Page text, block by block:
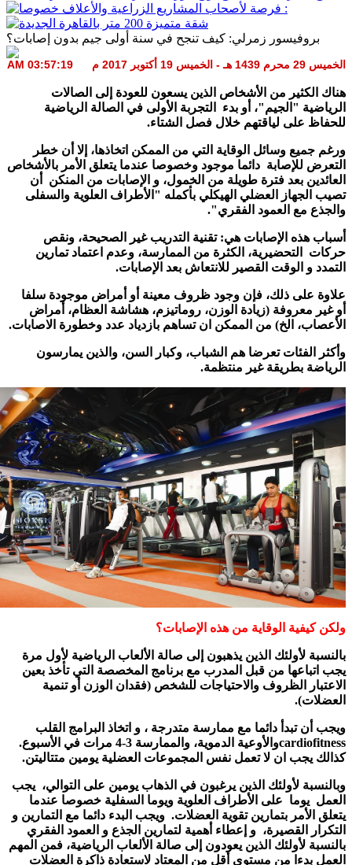
بروفيسور زمرلي: كيف تنجح في سنة أولى جيم بدون إصابات؟
الخميس 29 محرم 1439 هـ - الخميس 19 أكتوبر 2017 م 03:57:19 AM
هناك الكثير من الأشخاص الذين يسعون للعودة إلى الصالات
الرياضية "الجيم"، أو بدء التجربة الأولى في الصالة الرياضية
للحفاظ على لياقتهم خلال فصل الشتاء.
ورغم جميع وسائل الوقاية التي من الممكن اتخاذها، إلا أن خطر
التعرض للإصابة دائما موجود وخصوصا عندما يتعلق الأمر بالأشخاص
العائدين بعد فترة طويلة من الخمول، و الإصابات من المنكن أن
تصيب الجهاز العضلي الهيكلي بأكمله "الأطراف العلوية والسفلى
والجذع مع العمود الفقري".
أسباب هذه الإصابات هي: تقنية التدريب غير الصحيحة، ونقص
حركات التحضيرية، الكثرة من الممارسة، وعدم اعتماد تمارين
التمدد و الوقت القصير للانتعاش بعد الإصابات.
علاوة على ذلك، فإن وجود ظروف معينة أو أمراض موجودة سلفا
أو غير معروفة (زيادة الوزن، روماتيزم، هشاشة العظام، أمراض
الأعصاب، الخ) من الممكن ان تساهم بازدياد عدد وخطورة الاصابات.
وأكثر الفئات تعرضا هم الشباب، وكبار السن، والذين يمارسون
الرياضة بطريقة غير منتظمة.
ولكن كيفية الوقاية من هذه الإصابات؟
بالنسبة لأولئك الذين يذهبون إلى صالة الألعاب الرياضية لأول مرة
يجب اتباعها من قبل المدرب مع برنامج المخصصة التي تأخذ بعين
الاعتبار الظروف والاحتياجات للشخص (فقدان الوزن أو تنمية
العضلات).
ويجب أن تبدأ دائما مع ممارسة متدرجة ، و اتخاذ البرامج القلب
cardiofitness
والأوعية الدموية، والممارسة 3-4 مرات في الأسبوع.
كذالك يجب ان لا تعمل نفس المجموعات العضلية يومين متتاليتن.
وبالنسبة لأولئك الذين يرغبون في الذهاب يومين على التوالي، يجب
العمل يوما على الأطراف العلوية ويوما السفلية خصوصا عندما
يتعلق الأمر بتمارين تقوية العضلات. ويجب البدء دائما مع التمارين و
التكرار القصيرة، و إعطاء أهمية لتمارين الجذع و العمود الفقري
بالنسبة لأولئك الذين يعودون إلى صالة الألعاب الرياضية، فمن المهم
العمل بدءا من مستوى أقل من المعتاد لاستعادة ذاكرة العضلات